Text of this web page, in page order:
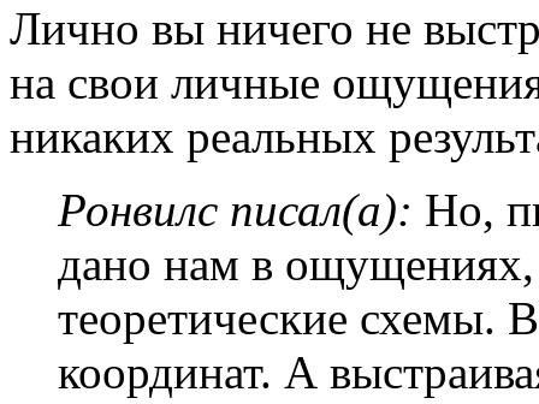
Лично вы ничего не
на свои личные
никаких реальных
Ронвилс писал(а): Но,
дано нам в
теоретические схемы.
координат. А